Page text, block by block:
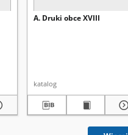
A. Druki obce XVIII
katalog